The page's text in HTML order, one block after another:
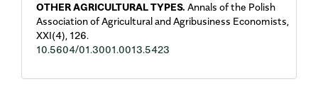
OTHER AGRICULTURAL TYPES. Annals of the Polish
Association of Agricultural and Agribusiness Economists,
XXI(4), 126.
10.5604/01.3001.0013.5423